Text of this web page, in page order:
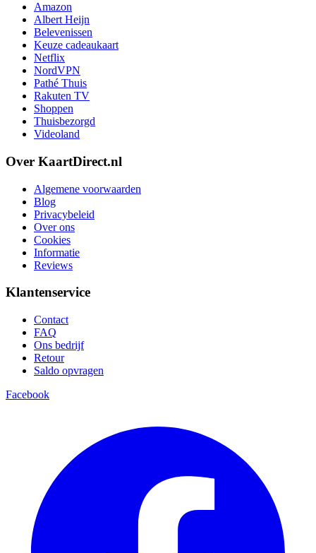
Amazon
Albert Heijn
Belevenissen
Keuze cadeaukaart
Netflix
NordVPN
Pathé Thuis
Rakuten TV
Shoppen
Thuisbezorgd
Videoland
Over KaartDirect.nl
Algemene voorwaarden
Blog
Privacybeleid
Over ons
Cookies
Informatie
Reviews
Klantenservice
Contact
FAQ
Ons bedrijf
Retour
Saldo opvragen
Facebook